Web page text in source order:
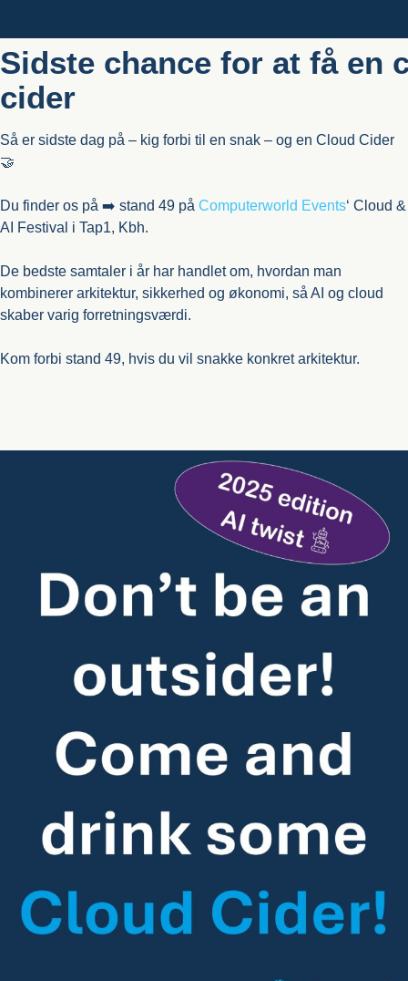
Sidste chance for at få en
cider
Så er sidste dag på – kig forbi til en snak – og en Cloud Cider
🤝
Du finder os på ➡️ stand 49 på Computerworld Events‘ Cloud &
AI Festival i Tap1, Kbh.
De bedste samtaler i år har handlet om, hvordan man
kombinerer arkitektur, sikkerhed og økonomi, så AI og cloud
skaber varig forretningsværdi.
Kom forbi stand 49, hvis du vil snakke konkret arkitektur.